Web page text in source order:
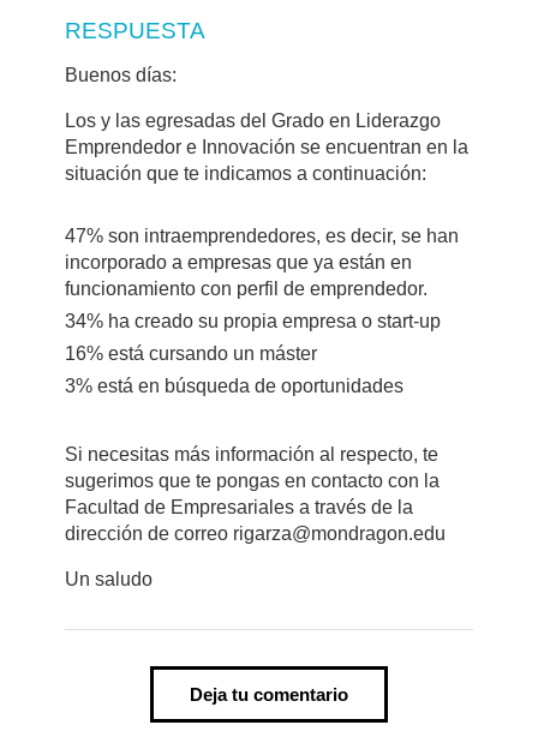
RESPUESTA
Buenos días:
Los y las egresadas del Grado en Liderazgo
Emprendedor e Innovación se encuentran en la
situación que te indicamos a continuación:
47% son intraemprendedores, es decir, se han
incorporado a empresas que ya están en
funcionamiento con perfil de emprendedor.
34% ha creado su propia empresa o start-up
16% está cursando un máster
3% está en búsqueda de oportunidades
Si necesitas más información al respecto, te
sugerimos que te pongas en contacto con la
Facultad de Empresariales a través de la
dirección de correo rigarza@mondragon.edu
Un saludo
Deja tu comentario